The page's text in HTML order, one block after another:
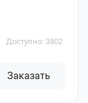
Доступно: 3802
Заказать